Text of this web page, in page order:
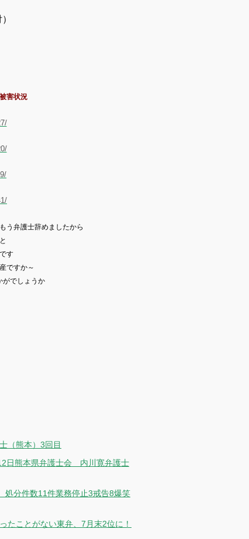
害状況
もう弁護士辞めましたから
す
ですか～
がでしょうか
（熊本）3回目
日熊本県弁護士会 内川寛弁護士
分件数11件業務停止3戒告8爆笑
たことがない東弁、7月末2位に！